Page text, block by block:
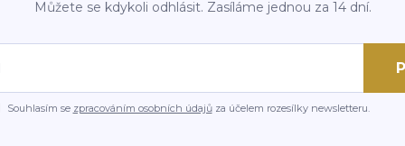
Můžete se kdykoli odhlásit. Zasíláme jednou za 14 dní.
Souhlasím se zpracováním osobních údajůza účelem rozesílky newsletteru.